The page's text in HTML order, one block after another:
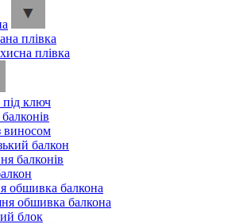
плівка
плівка
ключ
виносом
балкон
балконів
обшивка балкона
обшивка балкона
блок